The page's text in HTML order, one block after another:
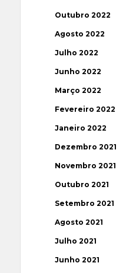
Outubro 2022
Agosto 2022
Julho 2022
Junho 2022
Março 2022
Fevereiro 2022
Janeiro 2022
Dezembro 2021
Novembro 2021
Outubro 2021
Setembro 2021
Agosto 2021
Julho 2021
Junho 2021